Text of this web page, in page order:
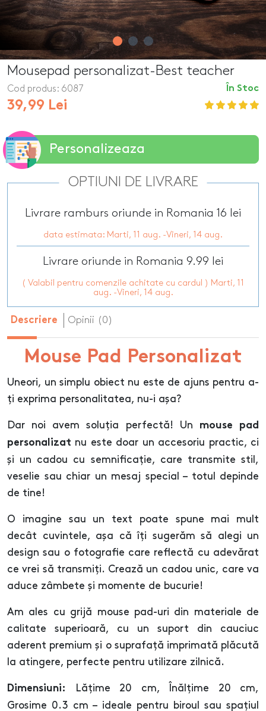
Mousepad personalizat-Best teacher
În Stoc
Cod produs: 6087
39,99 Lei
Personalizeaza
OPTIUNI DE LIVRARE
Livrare ramburs oriunde in Romania 16 lei
data estimata: Marti, 11 aug. -Vineri, 14 aug.
Livrare oriunde in Romania 9.99 lei
( Valabil pentru comenzile achitate cu cardul ) Marti, 11
aug. -Vineri, 14 aug.
Descriere Opinii (0)
Mouse Pad Personalizat
Uneori, un simplu obiect nu este de ajuns pentru a-
ți exprima personalitatea, nu-i așa?
Dar noi avem soluția perfectă! Un mouse pad
personalizat nu este doar un accesoriu practic, ci
și un cadou cu semnificație, care transmite stil,
veselie sau chiar un mesaj special – totul depinde
de tine!
O imagine sau un text poate spune mai mult
decât cuvintele, așa că îți sugerăm să alegi un
design sau o fotografie care reflectă cu adevărat
ce vrei să transmiți. Crează un cadou unic, care va
aduce zâmbete și momente de bucurie!
Am ales cu grijă mouse pad-uri din materiale de
calitate superioară, cu un suport din cauciuc
aderent premium și o suprafață imprimată plăcută
la atingere, perfecte pentru utilizare zilnică.
Dimensiuni:
Lățime 20 cm, Înălțime 20 cm,
Grosime 0.3 cm – ideale pentru biroul sau spațiul